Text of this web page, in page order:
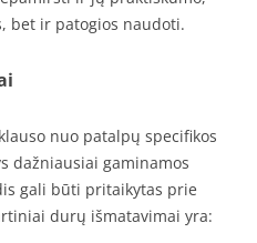
bet ir patogios naudoti.
nuo patalpų specifikos
dažniausiai gaminamos
gali būti pritaikytas prie
durų išmatavimai yra: